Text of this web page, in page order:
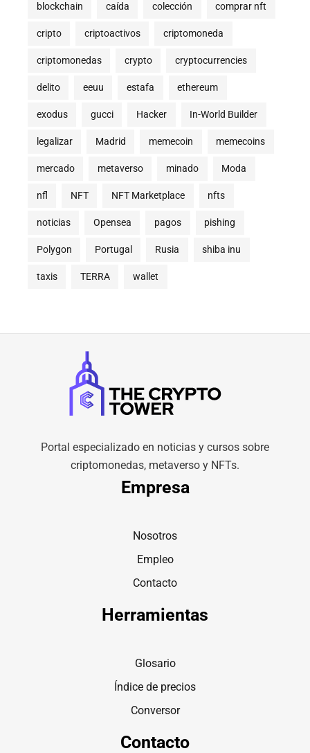
blockchain caída colección comprar nft
cripto criptoactivos criptomoneda
criptomonedas crypto cryptocurrencies
delito eeuu estafa ethereum
exodus gucci Hacker In-World Builder
legalizar Madrid memecoin memecoins
mercado metaverso minado Moda
nfl NFT NFT Marketplace nfts
noticias Opensea pagos pishing
Polygon Portugal Rusia shiba inu
taxis TERRA wallet
Portal especializado en noticias y cursos sobre
criptomonedas, metaverso y NFTs.
Empresa
Nosotros
Empleo
Contacto
Herramientas
Glosario
Índice de precios
Conversor
Contacto